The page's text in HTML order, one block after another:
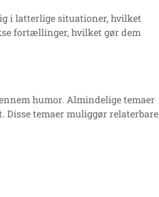
i latterlige situationer, hvilket
fortællinger, hvilket gør dem
humor. Almindelige temaer
temaer muliggør relaterbare